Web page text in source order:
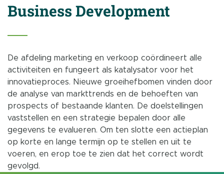
Business Development
De afdeling marketing en verkoop coördineert alle
activiteiten en fungeert als katalysator voor het
innovatieproces. Nieuwe groeihefbomen vinden door
de analyse van markttrends en de behoeften van
prospects of bestaande klanten. De doelstellingen
vaststellen en een strategie bepalen door alle
gegevens te evalueren. Om ten slotte een actieplan
op korte en lange termijn op te stellen en uit te
voeren, en erop toe te zien dat het correct wordt
gevolgd.